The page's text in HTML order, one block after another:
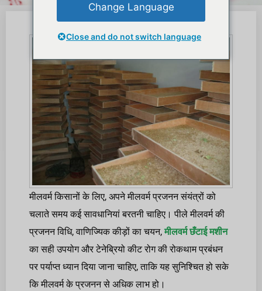
मीलवर्म किसानों के लिए, अपने मीलवर्म प्रजनन संयंत्रों को
चलाते समय कई सावधानियां बरतनी चाहिए। पीले मीलवर्म की
प्रजनन विधि, वाणिज्यिक कीड़ों का चयन,मीलवर्म छँटाई मशीन
का सही उपयोग और टेनेब्रियो कीट रोग की रोकथाम प्रबंधन
पर पर्याप्त ध्यान दिया जाना चाहिए, ताकि यह सुनिश्चित हो सके
कि मीलवर्म के प्रजनन से अधिक लाभ हो।
Change Language
Close and do not switch language